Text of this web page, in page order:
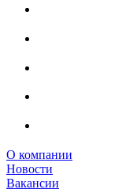
О компании
Новости
Вакансии